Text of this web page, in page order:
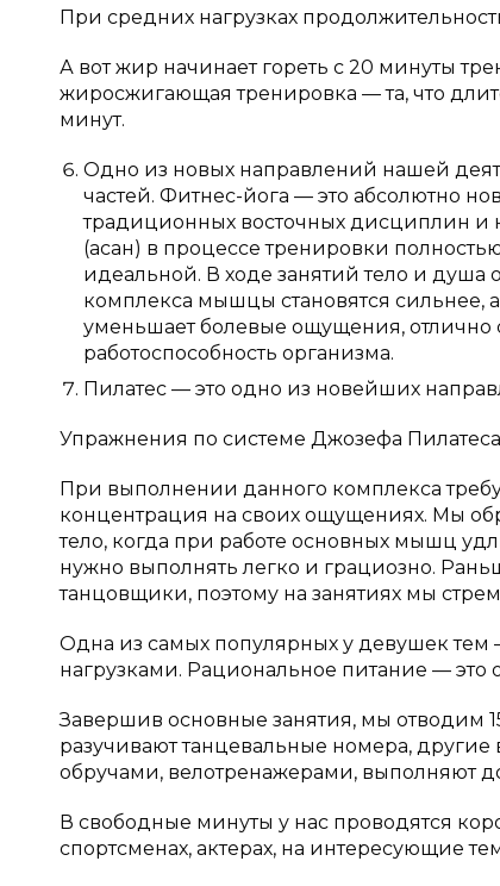
При средних нагрузках
А вот жир начинает гореть с 20 минуты
жиросжигающая тренировка — та, что
минут.
Одно из новых направлений нашей
частей. Фитнес-йога — это абсолютно
традиционных восточных дисциплин и
(асан) в процессе тренировки
идеальной. В ходе занятий тело и душа
комплекса мышцы становятся сильнее,
уменьшает болевые ощущения, отлично
работоспособность организма.
Пилатес — это одно из новейших
Упражнения по системе Джозефа
При выполнении данного комплекса
концентрация на своих ощущениях. Мы
тело, когда при работе основных мышц
нужно выполнять легко и грациозно.
танцовщики, поэтому на занятиях мы
Одна из самых популярных у девушек тем
нагрузками. Рациональное питание — это
Завершив основные занятия, мы отводим
разучивают танцевальные номера,
обручами, велотренажерами, выполняют
В свободные минуты у нас проводятся
спортсменах, актерах, на интересующие